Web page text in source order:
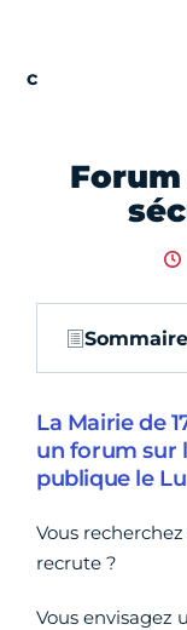
Sommaire
La Mairie de
un forum sur
publique le
Vous
recrute ?
Vous envisagez